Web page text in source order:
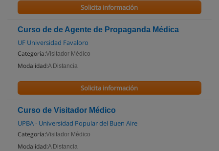
Solicita información
Curso de de Agente de Propaganda Médica
UF Universidad Favaloro
Categoría:Visitador Médico
Modalidad:A Distancia
Solicita información
Curso de Visitador Médico
UPBA - Universidad Popular del Buen Aire
Categoría:Visitador Médico
Modalidad:A Distancia